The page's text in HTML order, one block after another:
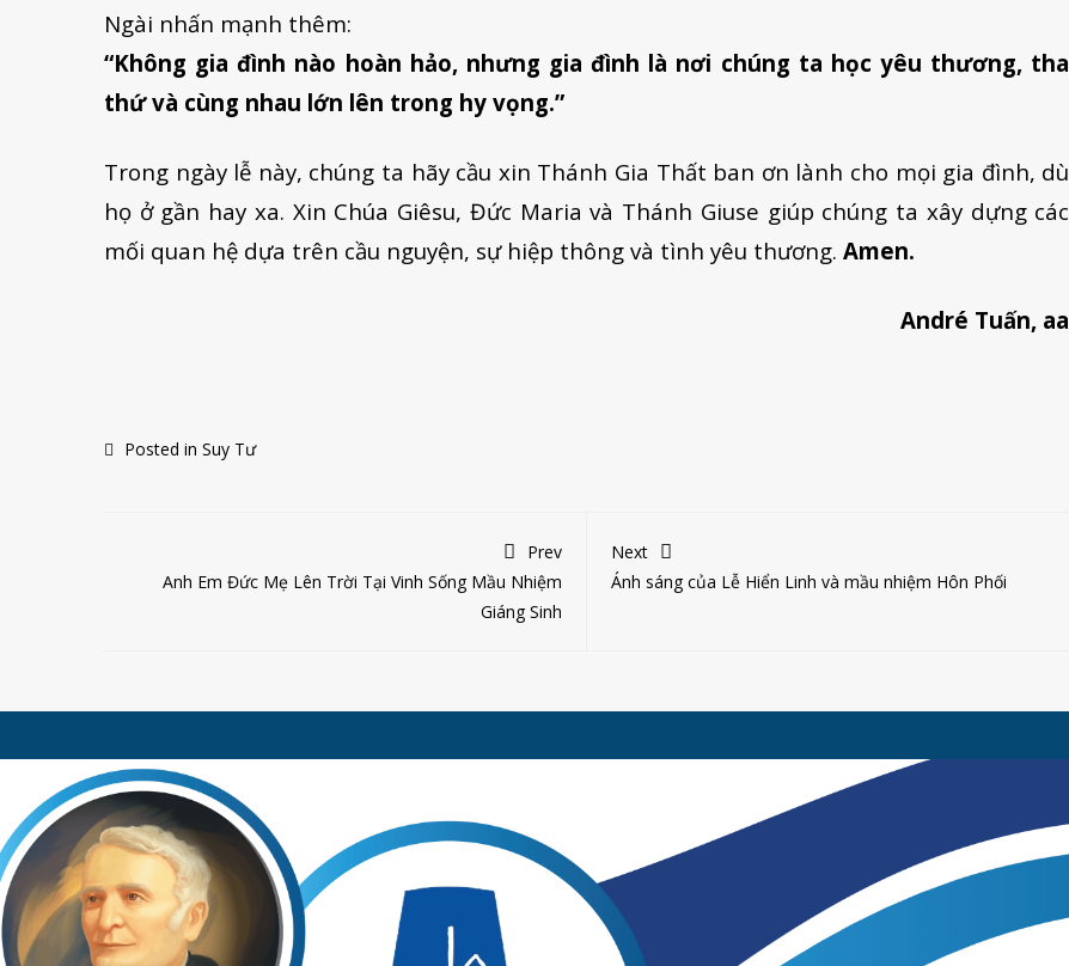
Ngài nhấn mạnh thêm:
“Không gia đình nào hoàn hảo, nhưng gia đình là nơi chúng ta học yêu thương, tha
thứ và cùng nhau lớn lên trong hy vọng.”
Trong ngày lễ này, chúng ta hãy cầu xin Thánh Gia Thất ban ơn lành cho mọi gia đình, dù
họ ở gần hay xa. Xin Chúa Giêsu, Đức Maria và Thánh Giuse giúp chúng ta xây dựng các
mối quan hệ dựa trên cầu nguyện, sự hiệp thông và tình yêu thương. Amen.
André Tuấn, aa
Posted in Suy Tư
Prev
Anh Em Đức Mẹ Lên Trời Tại Vinh Sống Mầu Nhiệm
Giáng Sinh
Next
Ánh sáng của Lễ Hiển Linh và mầu nhiệm Hôn Phối